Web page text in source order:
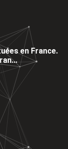
en France.